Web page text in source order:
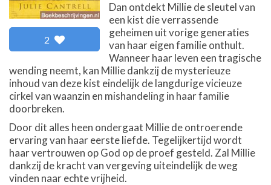
2
Dan ontdekt Millie de sleutel van
een kist die verrassende
geheimen uit vorige generaties
van haar eigen familie onthult.
Wanneer haar leven een tragische
wending neemt, kan Millie dankzij de mysterieuze
inhoud van deze kist eindelijk de langdurige vicieuze
cirkel van waanzin en mishandeling in haar familie
doorbreken.
Door dit alles heen ondergaat Millie de ontroerende
ervaring van haar eerste liefde. Tegelijkertijd wordt
haar vertrouwen op God op de proef gesteld. Zal Millie
dankzij de kracht van vergeving uiteindelijk de weg
vinden naar echte vrijheid.